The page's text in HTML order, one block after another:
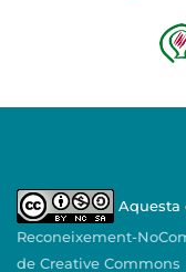
Aquesta
Reconeixement-
de Creative Commons